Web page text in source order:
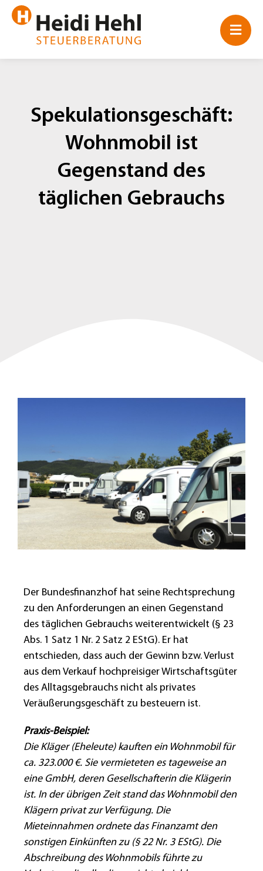
Zum
Inhalt
springen
Spekulationsgeschäft:
Wohnmobil ist
Gegenstand des
täglichen Gebrauchs
Der Bundesfinanzhof hat seine Rechtsprechung
zu den Anforderungen an einen Gegenstand
des täglichen Gebrauchs weiterentwickelt (§ 23
Abs. 1 Satz 1 Nr. 2 Satz 2 EStG). Er hat
entschieden, dass auch der Gewinn bzw. Verlust
aus dem Verkauf hochpreisiger Wirtschaftsgüter
des Alltagsgebrauchs nicht als privates
Veräußerungsgeschäft zu besteuern ist.
Praxis-Beispiel:
Die Kläger (Eheleute) kauften ein Wohnmobil für
ca. 323.000 €. Sie vermieteten es tageweise an
eine GmbH, deren Gesellschafterin die Klägerin
ist. In der übrigen Zeit stand das Wohnmobil den
Klägern privat zur Verfügung. Die
Mieteinnahmen ordnete das Finanzamt den
sonstigen Einkünften zu (§ 22 Nr. 3 EStG). Die
Abschreibung des Wohnmobils führte zu